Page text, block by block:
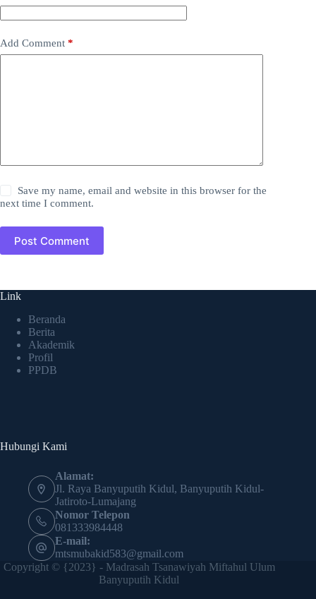
Add Comment *
Save my name, email and website in this browser for the
next time I comment.
Post Comment
Link
Beranda
Berita
Akademik
Profil
PPDB
Hubungi Kami
Alamat:
Jl. Raya Banyuputih Kidul, Banyuputih Kidul-
Jatiroto-Lumajang
Nomor Telepon
081333984448
E-mail:
mtsmubakid583@gmail.com
Copyright © {2023} - Madrasah Tsanawiyah Miftahul Ulum
Banyuputih Kidul